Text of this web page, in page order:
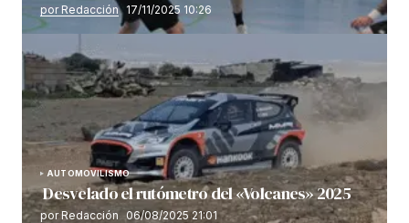
por Redacción 17/11/2025 10:26
AUTOMOVILISMO
Desvelado el rutómetro del «Volcanes» 2025
por Redacción 06/08/2025 21:01